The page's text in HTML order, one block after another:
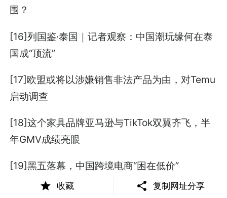
围？
[16]列国鉴·泰国｜记者观察：中国潮玩缘何在泰
国成“顶流”
[17]欧盟或将以涉嫌销售非法产品为由，对Temu
启动调查
[18]这个家具品牌亚马逊与TikTok双翼齐飞，半
年GMV成绩亮眼
[19]黑五落幕，中国跨境电商“困在低价”
[20]40页PPT | 华为灰度管理法：从核心理念到
收藏 复制网址分享